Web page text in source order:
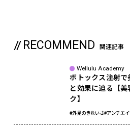
RECOMMEND 関連記事
Wellulu Academy
ボトックス注射
と効果に迫る【
ク】
#外見のきれいさ#アンチエ